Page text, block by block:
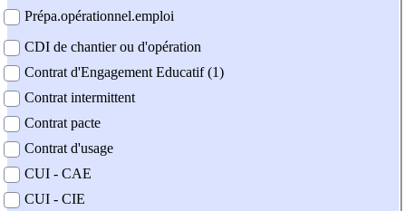
Prépa.opérationnel.emploi
CDI de chantier ou d'opération
Contrat d'Engagement Educatif (1)
Contrat intermittent
Contrat pacte
Contrat d'usage
CUI - CAE
CUI - CIE